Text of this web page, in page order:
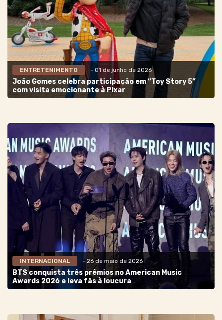
ENTRETENIMENTO - 01 de junho de 2026
João Gomes celebra participação em “Toy Story 5”
com visita emocionante à Pixar
INTERNACIONAL - 26 de maio de 2026
BTS conquista três prêmios no American Music
Awards 2026 e leva fãs à loucura